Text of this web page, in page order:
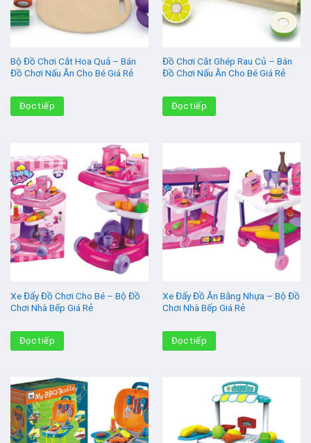
Bộ Đồ Chơi Cắt Hoa Quả – Bán
Đồ Chơi Nấu Ăn Cho Bé Giá Rẻ
Đọc tiếp
Đồ Chơi Cắt Ghép Rau Củ – Bán
Đồ Chơi Nấu Ăn Cho Bé Giá Rẻ
Đọc tiếp
Xe Đẩy Đồ Chơi Cho Bé – Bộ Đồ
Chơi Nhà Bếp Giá Rẻ
Đọc tiếp
Xe Đẩy Đồ Ăn Bằng Nhựa – Bộ Đồ
Chơi Nhà Bếp Giá Rẻ
Đọc tiếp